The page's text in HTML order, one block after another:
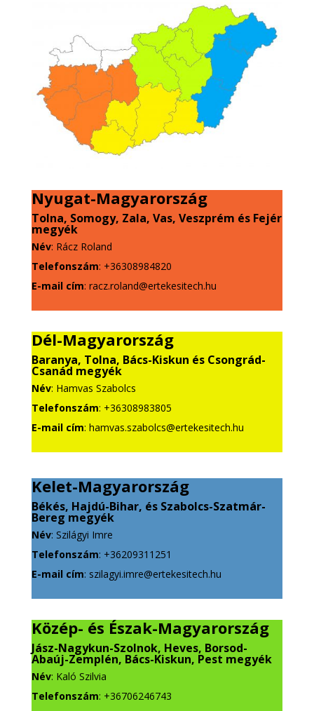
Nyugat-Magyarország
Tolna, Somogy, Zala, Vas, Veszprém és Fejér
megyék
Név: Rácz Roland
Telefonszám: +36308984820
E-mail cím: racz.roland@ertekesitech.hu
Dél-Magyarország
Baranya, Tolna, Bács-Kiskun és Csongrád-
Csanád megyék
Név: Hamvas Szabolcs
Telefonszám: +36308983805
E-mail cím: hamvas.szabolcs@ertekesitech.hu
Kelet-Magyarország
Békés, Hajdú-Bihar, és Szabolcs-Szatmár-
Bereg megyék
Név: Szilágyi Imre
Telefonszám: +36209311251
E-mail cím: szilagyi.imre@ertekesitech.hu
Közép- és Észak-Magyarország
Jász-Nagykun-Szolnok, Heves, Borsod-
Abaúj-Zemplén, Bács-Kiskun, Pest megyék
Név: Kaló Szilvia
Telefonszám: +36706246743